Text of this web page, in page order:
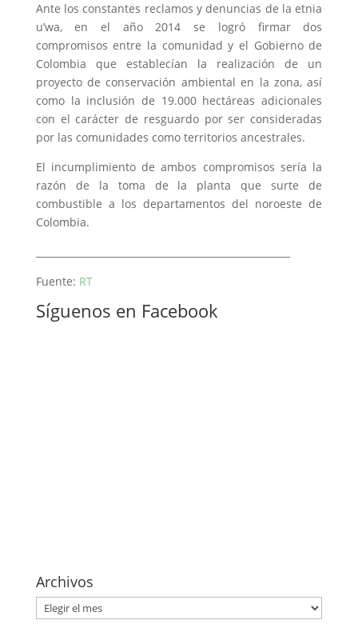
Ante los constantes reclamos y denuncias de la etnia
u’wa, en el año 2014 se logró firmar dos
compromisos entre la comunidad y el Gobierno de
Colombia que establecían la realización de un
proyecto de conservación ambiental en la zona, así
como la inclusión de 19.000 hectáreas adicionales
con el carácter de resguardo por ser consideradas
por las comunidades como territorios ancestrales.
El incumplimiento de ambos compromisos sería la
razón de la toma de la planta que surte de
combustible a los departamentos del noroeste de
Colombia.
Fuente: RT
Síguenos en Facebook
Archivos
Archivos